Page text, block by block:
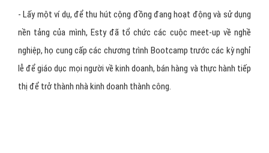
- Lấy một ví dụ, để thu hút cộng đồng đang hoạt động và sử dụng
nền tảng của mình, Esty đã tổ chức các cuộc meet-up về nghề
nghiệp, họ cung cấp các chương trình Bootcamp trước các kỳ nghỉ
lễ để giáo dục mọi người về kinh doanh, bán hàng và thực hành tiếp
thị để trở thành nhà kinh doanh thành công.